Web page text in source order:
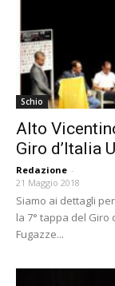
Schio
Alto
Giro d’Italia
Redazione -
21 Maggio 2018
Siamo ai dettagli
la 7° tappa del Giro
Fugazze...